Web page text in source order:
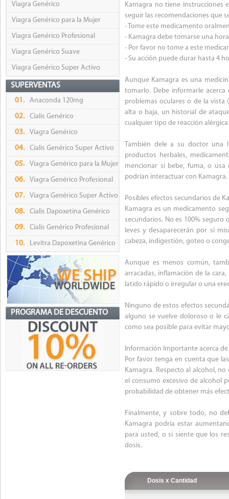
Viagra Genérico
Viagra Genérico para la Mujer
Viagra Genérico Profesional
Viagra Genérico Suave
Viagra Genérico Super Activo
SUPERVENTAS
01. Anaconda 120mg
02. Cialis Genérico
03. Viagra Genérico
04. Cialis Genérico Super Activo
05. Viagra Genérico para la Mujer
06. Viagra Genérico Profesional
07. Viagra Genérico Super Activo
08. Cialis Dapoxetina Genérico
09. Cialis Genérico Profesional
10. Levitra Dapoxetina Genérico
PROGRAMA DE DESCUENTO
Kamagra no tiene instrucciones
seguir las recomendaciones que
- Tome este medicamento
- Kamagra debe tomarse una
- Por favor no tome a este
- Su acción puede durar hasta 4
Aunque Kamagra es una
tomarlo. Debe informarle
problemas oculares o de la vista
alta o baja, un historial de
cualquier tipo de reacción
También dele a su doctor una
productos herbales,
mencionar si bebe, fuma, o
podrían interactuar con Kamagra.
Posibles efectos secundarios de
Kamagra es un medicamento
secundarios. No es 100%
leves y desaparecerán por sí
cabeza, indigestión, goteo o
Aunque es menos común,
arracadas, inflamación de la
latido rápido o irregular o una
Ninguno de estos efectos
alguno se vuelve doloroso o le
como sea posible para evitar
Información Importante acerca
Por favor tenga en cuenta que
Kamagra. Respecto al alcohol,
el consumo excesivo de alcohol
probabilidad de obtener más
Finalmente, y sobre todo, no
Kamagra podría estar
para usted, o si siente que los
dosis.
Dosis x Cantidad